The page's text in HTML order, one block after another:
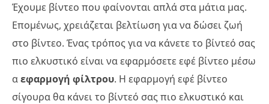
Έχουμε βίντεο που φαίνονται απλά στα μάτια μας.
Επομένως, χρειάζεται βελτίωση για να δώσει ζωή
στο βίντεο. Ένας τρόπος για να κάνετε το βίντεό σας
πιο ελκυστικό είναι να εφαρμόσετε εφέ βίντεο μέσω
αεφαρμογή φίλτρου. Η εφαρμογή εφέ βίντεο
σίγουρα θα κάνει το βίντεό σας πιο ελκυστικό και